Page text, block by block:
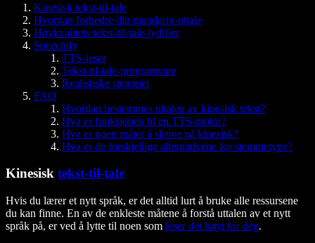
Kinesisk tekst-til-tale
Hvordan forbedre din mandarin-uttale
Høykvalitets tekst-til-tale-lydfiler
Speechify
TTS-leser
Tekst-til-tale-programvare
Realistiske stemmer
FAQ
Hvordan bestemmes uttalen av kinesisk tekst?
Hva er funksjonen til en TTS-motor?
Hva er noen måter å skrive på kinesisk?
Hva er de forskjellige alternativene for stemmetype?
Kinesisk tekst-til-tale
Hvis du lærer et nytt språk, er det alltid lurt å bruke alle ressursene
du kan finne. En av de enkleste måtene å forstå uttalen av et nytt
språk på, er ved å lytte til noen som leser det høyt for deg.